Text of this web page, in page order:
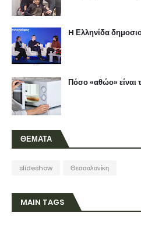
H Ελληνίδα
Πόσο «αθώο» είναι
ΘΕΜΑΤΑ
slideshow Θεσσαλονίκη
MAIN TAGS